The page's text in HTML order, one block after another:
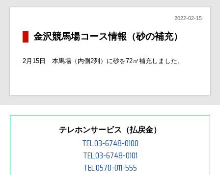
2022-02-15
金沢競馬場コース情報（砂の補充）
2月15日 本馬場（内側2列）に砂を72㎥補充しました。
テレホンサービス（払戻金）
TEL.03-6748-0100
TEL.03-6748-0101
TEL.0570-011-555